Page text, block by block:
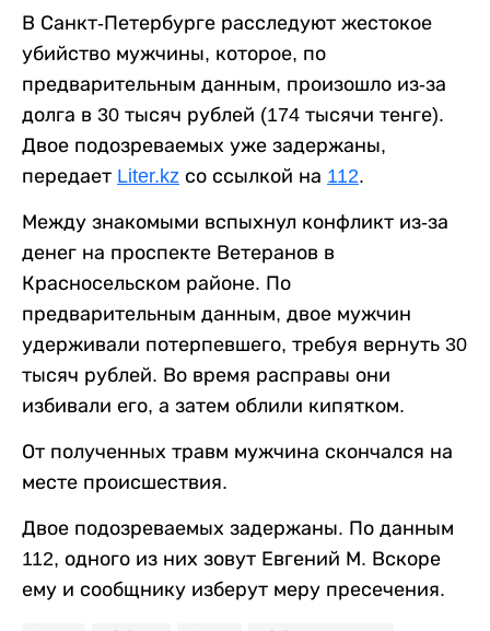
В Санкт-Петербурге расследуют жестокое
убийство мужчины, которое, по
предварительным данным, произошло из-за
долга в 30 тысяч рублей (174 тысячи тенге).
Двое подозреваемых уже задержаны,
передает Liter.kz со ссылкой на 112.
Между знакомыми вспыхнул конфликт из-за
денег на проспекте Ветеранов в
Красносельском районе. По
предварительным данным, двое мужчин
удерживали потерпевшего, требуя вернуть 30
тысяч рублей. Во время расправы они
избивали его, а затем облили кипятком.
От полученных травм мужчина скончался на
месте происшествия.
Двое подозреваемых задержаны. По данным
112, одного из них зовут Евгений М. Вскоре
ему и сообщнику изберут меру пресечения.